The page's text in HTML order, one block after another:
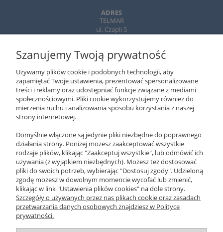
ADRES
TELMAR
ul. Czapli 5
TELEFON
22-643 89 89
EMAIL
xeromania@xeromania.pl
NEWSLETTER
ZAPISZ SIĘ
O NAS
Szanujemy Twoją prywatność
Używamy plików cookie i podobnych technologii, aby
zapamiętać Twoje ustawienia, prezentować spersonalizowane
treści i reklamy oraz udostępniać funkcje związane z mediami
społecznościowymi. Pliki cookie wykorzystujemy również do
mierzenia ruchu i analizowania sposobu korzystania z naszej
strony internetowej.
Domyślnie włączone są jedynie pliki niezbędne do poprawnego
działania strony. Poniżej możesz zaakceptować wszystkie
rodzaje plików, klikając "Zaakceptuj wszystkie", lub odmówić ich
używania (z wyjątkiem niezbędnych). Możesz też dostosować
pliki do swoich potrzeb, wybierając "Dostosuj zgody". Udzieloną
zgodę możesz w dowolnym momencie wycofać lub zmienić,
klikając w link "Ustawienia plików cookies" na dole strony.
Szczegóły o używanych przez nas plikach cookie oraz zasadach
przetwarzania danych osobowych znajdziesz w Polityce
prywatności.